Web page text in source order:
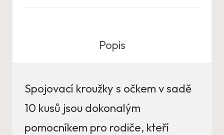
Popis
Spojovací kroužky s očkem v sadě
10 kusů jsou dokonalým
pomocníkem pro rodiče, kteří